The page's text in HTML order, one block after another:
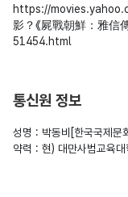
https://
影？《屍戰朝鮮：雅信
통신원 정보
성명 : 박동비[한국국제문
약력 : 현) 대만사범교육대